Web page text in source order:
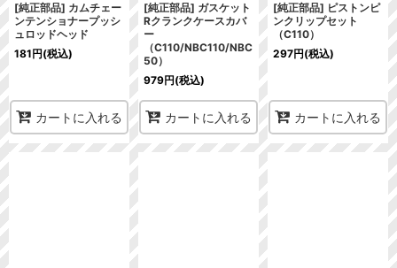
[純正部品] カムチェー
ンテンショナープッシ
ュロッドヘッド
181円(税込)
カートに入れる
[純正部品] ガスケット
Rクランクケースカバ
ー
（C110/NBC110/NBC
50）
979円(税込)
カートに入れる
[純正部品] ピストンピ
ンクリップセット
（C110）
297円(税込)
カートに入れる